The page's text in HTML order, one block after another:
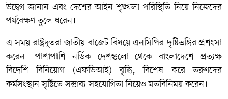
উদ্বেগ জানান এবং দেশের আইন-শৃঙ্খলা পরিস্থিতি নিয়ে নিজেদের
পর্যবেক্ষণ তুলে ধরেন।
এ সময় রাষ্ট্রদূতরা জাতীয় বাজেট বিষয়ে এনসিপির দৃষ্টিভঙ্গির প্রশংসা
করেন। পাশাপাশি নর্ডিক দেশগুলো থেকে বাংলাদেশে প্রত্যক্ষ
বিদেশি বিনিয়োগ (এফডিআই) বৃদ্ধি, বিশেষ করে তরুণদের
কর্মসংস্থান সৃষ্টিতে সম্ভাব্য সহযোগিতা নিয়েও মতবিনিময় করেন।